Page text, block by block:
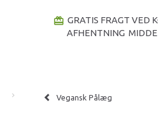
redeem GRATIS FRAGT VED
AFHENTNING
Vegansk Pålæg